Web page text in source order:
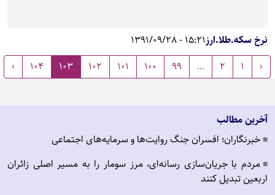
نرخ سکه.طلا.ارز15:21 - 1391/09/28
‹
1
2
...
99
100
101
102
103
104
›
آخرین مطالب
■ خبرنگاران؛ افسران جنگ روایت‌ها و سرمایه‌های اجتماعی
■ مردم با جریان‌سازی رسانه‌ای، مرز سومار را به مسیر اصلی زائران
اربعین تبدیل کنند